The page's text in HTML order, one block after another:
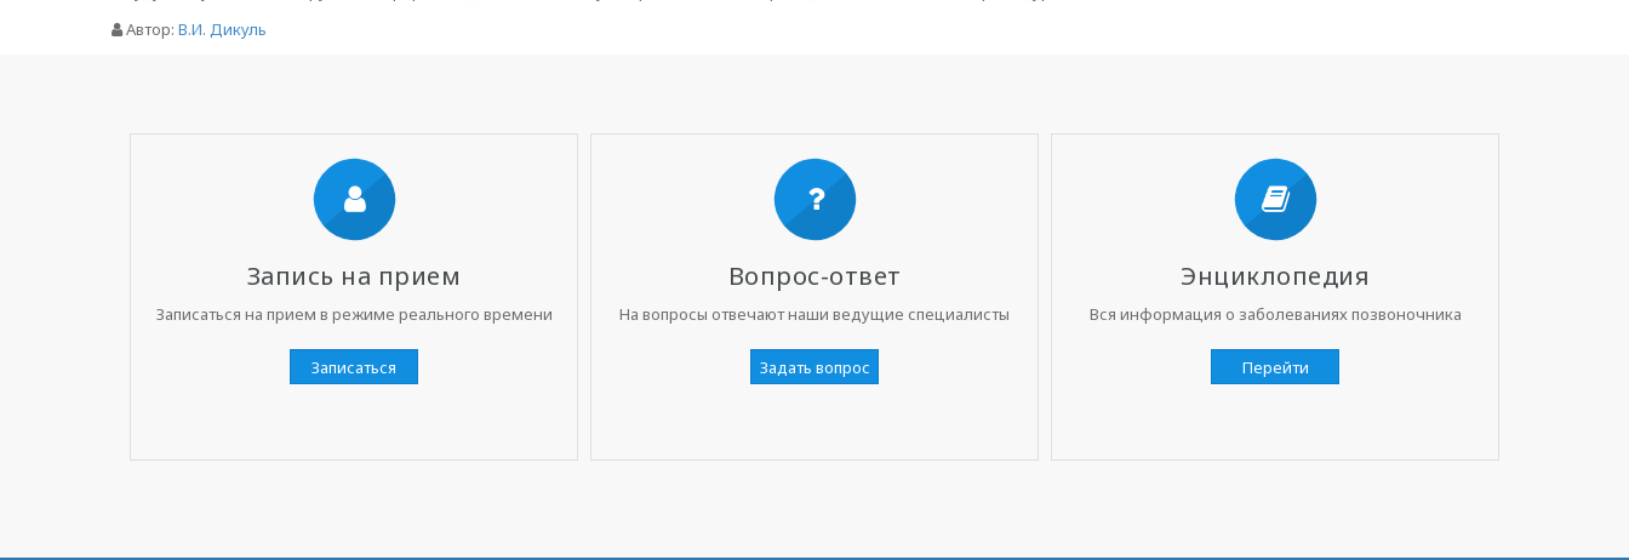
Автор: В.И. Дикуль
Запись на прием
Записаться на прием в режиме реального времени
Записаться
Вопрос-ответ
На вопросы отвечают наши ведущие специалисты
Задать вопрос
Энциклопедия
Вся информация о заболеваниях позвоночника
Перейти